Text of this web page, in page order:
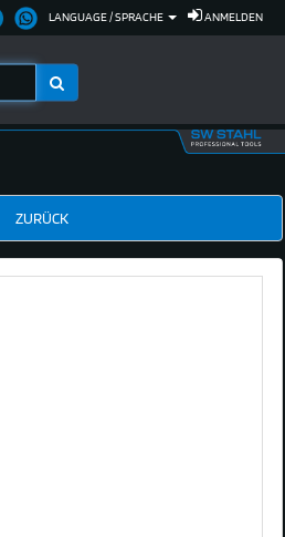
ANMELDEN
LANGUAGE / SPRACHE